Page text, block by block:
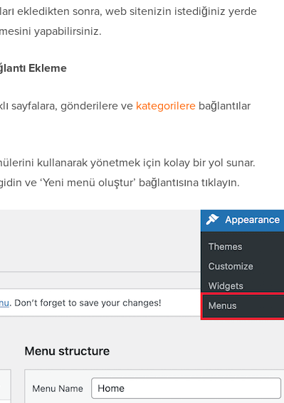
ekledikten sonra, web sitenizin istediğiniz yerde
yapabilirsiniz.
Ekleme
sayfalara, gönderilere ve kategorilere bağlantılar
kullanarak yönetmek için kolay bir yol sunar.
ve ‘Yeni menü oluştur’ bağlantısına tıklayın.